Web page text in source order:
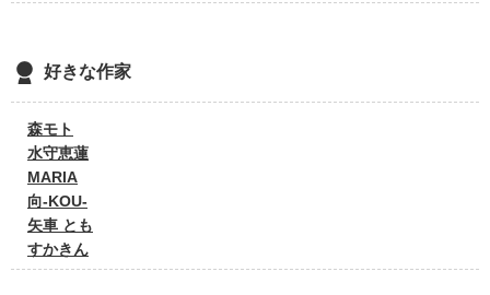
好きな作家
森モト
水守恵蓮
MARIA
向-KOU-
矢車 とも
すかきん